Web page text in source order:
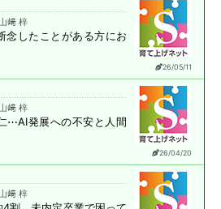
26/05/11
﨑 梓
念したことがある方にお
26/04/20
﨑 梓
⋯AI発展への不安と 人間
﨑 梓